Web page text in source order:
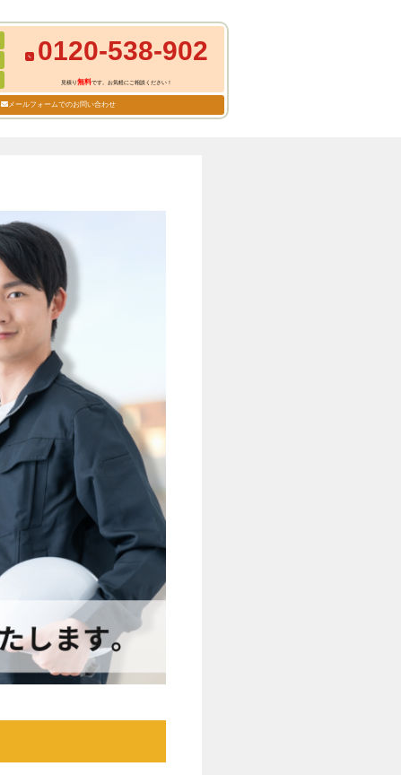
0120-538-902
見積り無料です。お気軽にご相談ください！
メールフォームでのお問い合わせ